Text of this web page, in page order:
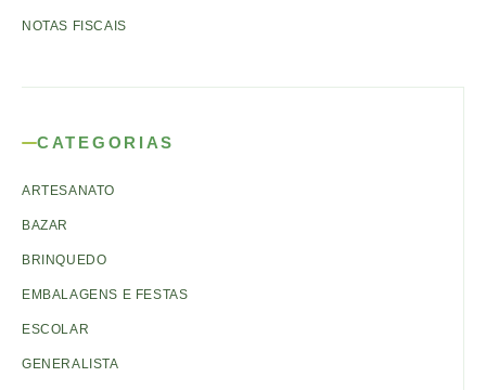
NOTAS FISCAIS
CATEGORIAS
ARTESANATO
BAZAR
BRINQUEDO
EMBALAGENS E FESTAS
ESCOLAR
GENERALISTA